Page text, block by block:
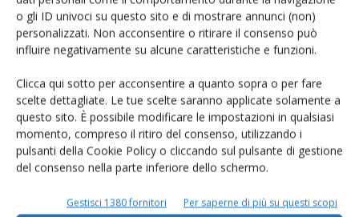
o gli ID univoci su questo sito e di mostrare annunci (non)
personalizzati. Non acconsentire o ritirare il consenso può
influire negativamente su alcune caratteristiche e funzioni.
Clicca qui sotto per acconsentire a quanto sopra o per fare
scelte dettagliate. Le tue scelte saranno applicate solamente a
questo sito. È possibile modificare le impostazioni in qualsiasi
momento, compreso il ritiro del consenso, utilizzando i
pulsanti della Cookie Policy o cliccando sul pulsante di gestione
del consenso nella parte inferiore dello schermo.
Gestisci 1380 fornitori Per saperne di più su questi scopi
Dalla stessa categoria
7 Marzo 2024